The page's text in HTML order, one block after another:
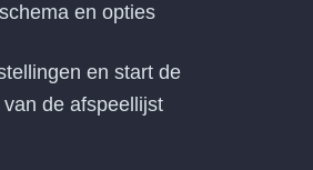
en opties
en start de
de afspeellijst